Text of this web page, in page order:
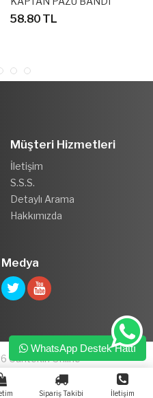
KOLLUĞU
58.80 TL
Müşteri Hizmetleri
İletişim
S.S.S.
Detaylı Arama
Hakkımızda
Cantekin Online
Sipariş Takibi İletişim
WhatsApp Destek Hattı